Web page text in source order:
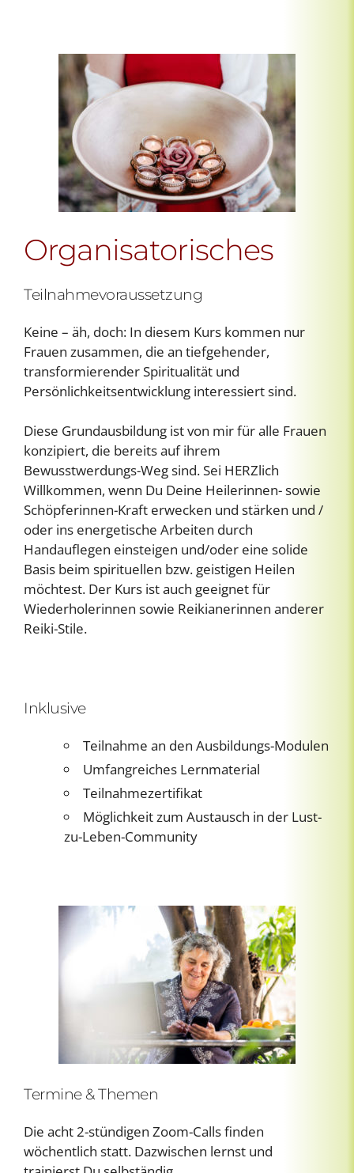
Organisatorisches
Teilnahmevoraussetzung
Keine – äh, doch: In diesem Kurs kommen nur
Frauen zusammen, die an tiefgehender,
transformierender Spiritualität und
Persönlichkeitsentwicklung interessiert sind.
Diese Grundausbildung ist von mir für alle Frauen
konzipiert, die bereits auf ihrem
Bewusstwerdungs-Weg sind.Sei HERZlich
Willkommen, wenn Du Deine Heilerinnen- sowie
Schöpferinnen-Kraft erwecken und stärken und /
oder ins energetische Arbeiten durch
Handauflegen einsteigen und/oder eine solide
Basis beim spirituellen bzw. geistigen Heilen
möchtest. Der Kurs ist auch geeignet für
Wiederholerinnen sowie Reikianerinnen anderer
Reiki-Stile.
Inklusive
Teilnahme an den Ausbildungs-Modulen
Umfangreiches Lernmaterial
Teilnahmezertifikat
Möglichkeit zum Austausch in der Lust-
zu-Leben-Community
Termine & Themen
Die acht 2-stündigen Zoom-Calls finden
wöchentlich statt. Dazwischen lernst und